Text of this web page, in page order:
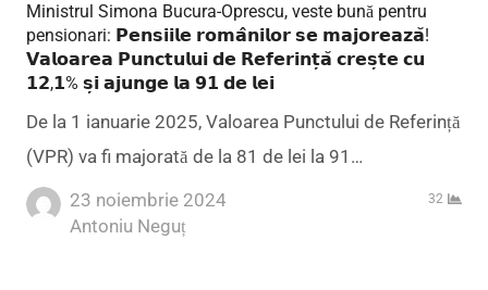
Ministrul Simona Bucura-Oprescu, veste bună pentru
pensionari: 𝗣𝗲𝗻𝘀𝗶𝗶𝗹𝗲 𝗿𝗼𝗺𝗮̂𝗻𝗶𝗹𝗼𝗿 𝘀𝗲 𝗺𝗮𝗷𝗼𝗿𝗲𝗮𝘇𝗮̆!
𝗩𝗮𝗹𝗼𝗮𝗿𝗲𝗮 𝗣𝘂𝗻𝗰𝘁𝘂𝗹𝘂𝗶 𝗱𝗲 𝗥𝗲𝗳𝗲𝗿𝗶𝗻𝘁̦𝗮̆ 𝗰𝗿𝗲𝘀̦𝘁𝗲 𝗰𝘂
𝟭𝟮,𝟭% 𝘀̦𝗶 𝗮𝗷𝘂𝗻𝗴𝗲 𝗹𝗮 𝟵𝟭 𝗱𝗲 𝗹𝗲𝗶
De la 1 ianuarie 2025, Valoarea Punctului de Referință
(VPR) va fi majorată de la 81 de lei la 91…
23 noiembrie 2024
Author
Antoniu Neguț
32